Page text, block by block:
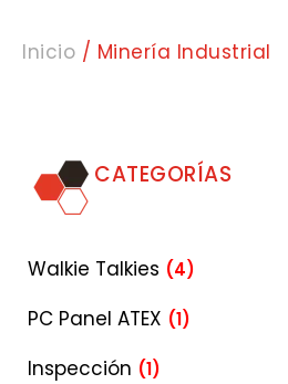
Inicio / Minería Industrial
CATEGORÍAS
Walkie Talkies (4)
PC Panel ATEX (1)
Inspección (1)